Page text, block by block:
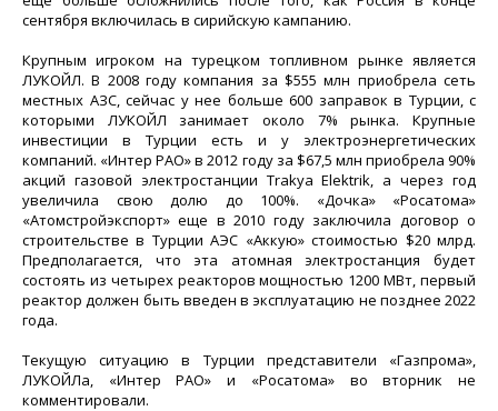
сентября включилась в сирийскую кампанию.
Крупным игроком на турецком топливном рынке является
ЛУКОЙЛ. В 2008 году компания за $555 млн приобрела сеть
местных АЗС, сейчас у нее больше 600 заправок в Турции, с
которыми ЛУКОЙЛ занимает около 7% рынка. Крупные
инвестиции в Турции есть и у электроэнергетических
компаний. «Интер РАО» в 2012 году за $67,5 млн приобрела 90%
акций газовой электростанции Trakya Elektrik, а через год
увеличила свою долю до 100%. «Дочка» «Росатома»
«Атомстройэкспорт» еще в 2010 году заключила договор о
строительстве в Турции АЭС «Аккую» стоимостью $20 млрд.
Предполагается, что эта атомная электростанция будет
состоять из четырех реакторов мощностью 1200 МВт, первый
реактор должен быть введен в эксплуатацию не позднее 2022
года.
Текущую ситуацию в Турции представители «Газпрома»,
ЛУКОЙЛа, «Интер РАО» и «Росатома» во вторник не
комментировали.